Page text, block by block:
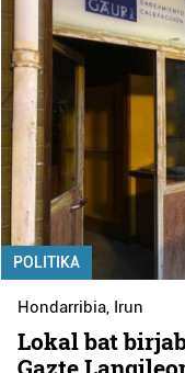
POLITIKA
Hondarribia, Irun
Lokal bat